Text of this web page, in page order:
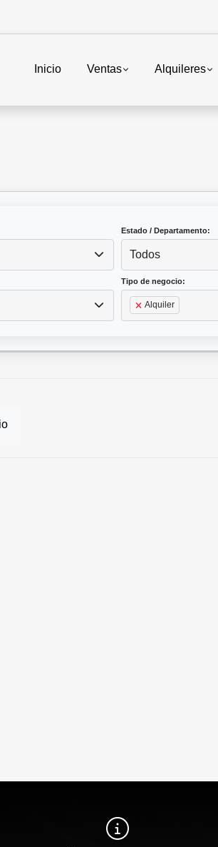
Inicio Ventas Alquileres
Estado / Departamento:
Todos
Tipo de negocio:
Alquiler